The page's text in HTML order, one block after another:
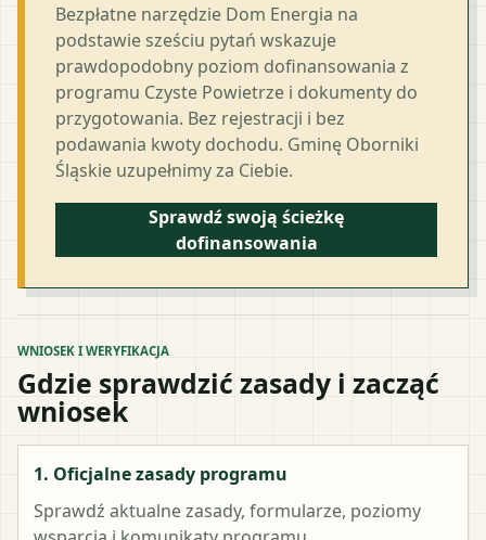
Bezpłatne narzędzie Dom Energia na
podstawie sześciu pytań wskazuje
prawdopodobny poziom dofinansowania z
programu Czyste Powietrze i dokumenty do
przygotowania. Bez rejestracji i bez
podawania kwoty dochodu. Gminę Oborniki
Śląskie uzupełnimy za Ciebie.
Sprawdź swoją ścieżkę
dofinansowania
WNIOSEK I WERYFIKACJA
Gdzie sprawdzić zasady i zacząć
wniosek
1. Oficjalne zasady programu
Sprawdź aktualne zasady, formularze, poziomy